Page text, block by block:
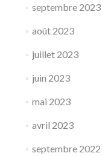
septembre 2023
août 2023
juillet 2023
juin 2023
mai 2023
avril 2023
septembre 2022